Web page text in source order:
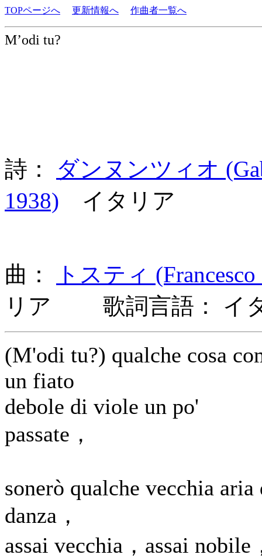
TOPページへ 更新情報へ 作曲者一覧へ
M’odi tu?
詩： ダンヌンツィオ
1938) イタリア
曲：
トスティ
リア 歌詞言語： イ
(M'odi tu?) qualche cosa
un fiato
debole di viole un po'
passate，
sonerò qualche vecchia aria
danza，
assai vecchia，assai nobile